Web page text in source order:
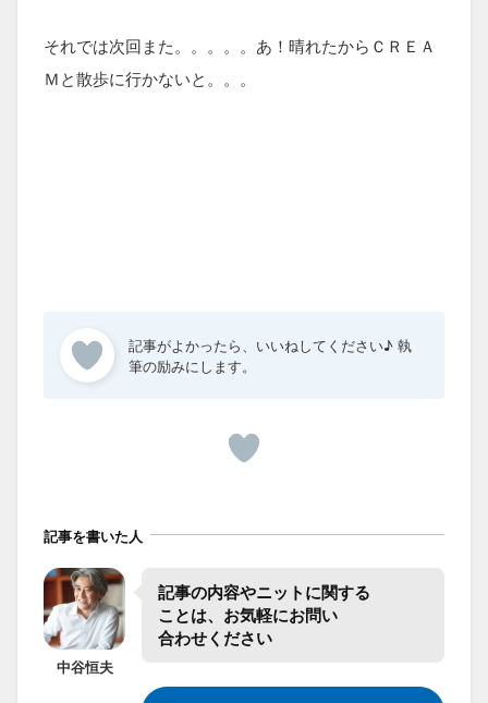
それでは次回また。。。。。あ！晴れたからＣＲＥＡ
Ｍと散歩に行かないと。。。
記事を書いた人
中谷恒夫
記事の​内容や​ニットに​関する​
ことは、​お気軽に​お問い​
合わせください